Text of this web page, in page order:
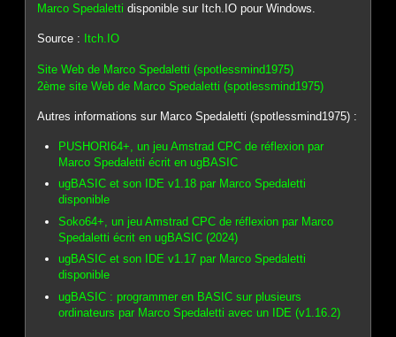
Marco Spedaletti disponible sur Itch.IO pour Windows.
Source : Itch.IO
Site Web de Marco Spedaletti (spotlessmind1975)
2ème site Web de Marco Spedaletti (spotlessmind1975)
Autres informations sur Marco Spedaletti (spotlessmind1975) :
PUSHORI64+, un jeu Amstrad CPC de réflexion par
Marco Spedaletti écrit en ugBASIC
ugBASIC et son IDE v1.18 par Marco Spedaletti
disponible
Soko64+, un jeu Amstrad CPC de réflexion par Marco
Spedaletti écrit en ugBASIC (2024)
ugBASIC et son IDE v1.17 par Marco Spedaletti
disponible
ugBASIC : programmer en BASIC sur plusieurs
ordinateurs par Marco Spedaletti avec un IDE (v1.16.2)